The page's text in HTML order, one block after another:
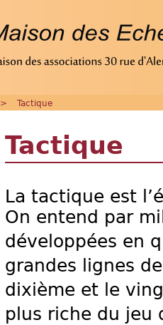
> Tactique
Tactique
La tactique est
On entend par
développées en
grandes lignes
dixième et le
plus riche du jeu